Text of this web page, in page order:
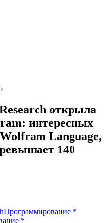
открыла
интересных
Language,
140
Программирование *
*